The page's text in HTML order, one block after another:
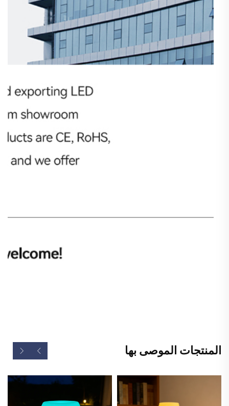
المنتجات الموصى بها